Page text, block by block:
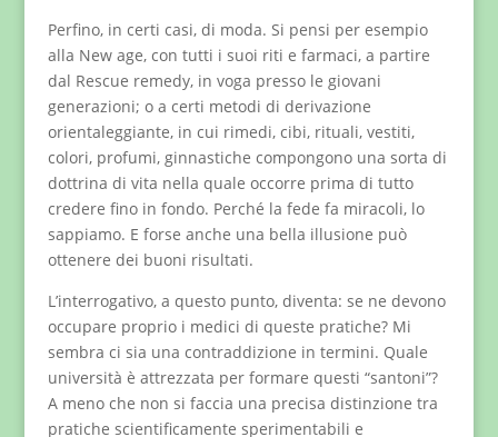
Perfino, in certi casi, di moda. Si pensi per esempio
alla New age, con tutti i suoi riti e farmaci, a partire
dal Rescue remedy, in voga presso le giovani
generazioni; o a certi metodi di derivazione
orientaleggiante, in cui rimedi, cibi, rituali, vestiti,
colori, profumi, ginnastiche compongono una sorta di
dottrina di vita nella quale occorre prima di tutto
credere fino in fondo. Perché la fede fa miracoli, lo
sappiamo. E forse anche una bella illusione può
ottenere dei buoni risultati.
L’interrogativo, a questo punto, diventa: se ne devono
occupare proprio i medici di queste pratiche? Mi
sembra ci sia una contraddizione in termini. Quale
università è attrezzata per formare questi “santoni”?
A meno che non si faccia una precisa distinzione tra
pratiche scientificamente sperimentabili e